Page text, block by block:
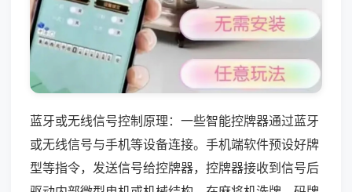
蓝牙或无线信号控制原理：一些智能控牌器通过蓝牙
或无线信号与手机等设备连接。手机端软件预设好牌
型等指令，发送信号给控牌器，控牌器接收到信号后